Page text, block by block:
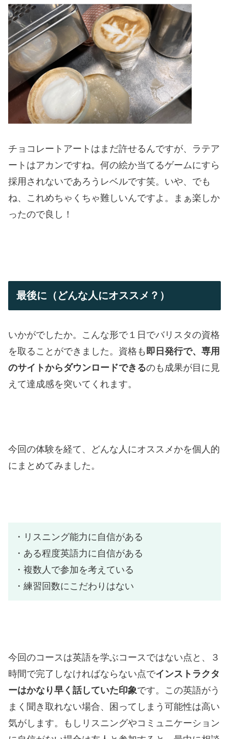
チョコレートアートはまだ許せるんですが、ラテア
ートはアカンですね。何の絵か当てるゲームにすら
採用されないであろうレベルです笑。いや、でも
ね、これめちゃくちゃ難しいんですよ。まぁ楽しか
ったので良し！
最後に（どんな人にオススメ？）
いかがでしたか。こんな形で１日でバリスタの資格
を取ることができました。資格も 即日発行で、専用
のサイトからダウンロードできるのも成果が目に見
えて達成感を突いてくれます。
今回の体験を経て、どんな人にオススメかを個人的
にまとめてみました。
・リスニング能力に自信がある
・ある程度英語力に自信がある
・複数人で参加を考えている
・練習回数にこだわりはない
今回のコースは英語を学ぶコースではない点と、３
時間で完了しなければならない点でインストラクタ
ーはかなり早く話していた印象です。この英語がう
まく聞き取れない場合、困ってしまう可能性は高い
気がします。もしリスニングやコミュニケーション